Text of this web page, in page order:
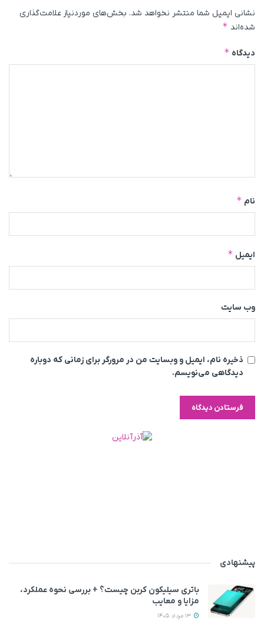
نشانی ایمیل شما منتشر نخواهد شد. بخش‌های موردنیاز علامت‌گذاری
شده‌اند *
دیدگاه *
نام *
ایمیل *
وب‌ سایت
ذخیره نام، ایمیل و وبسایت من در مرورگر برای زمانی که دوباره
دیدگاهی می‌نویسم.
پیشنهادی
باتری سیلیکون کربن چیست؟ + بررسی نحوه عملکرد،
مزایا و معایب